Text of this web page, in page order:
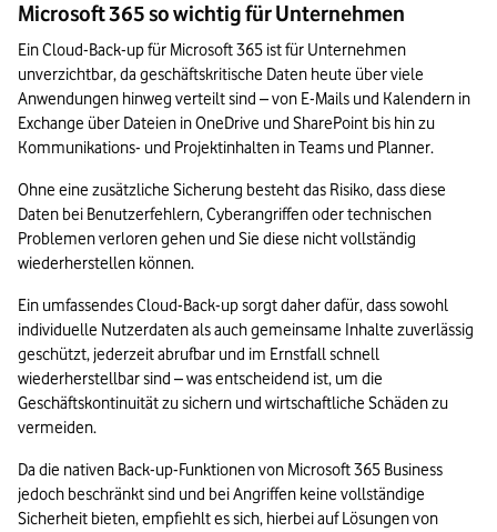
Microsoft 365 so wichtig für Unternehmen
Ein Cloud-Back-up für Microsoft 365 ist für Unternehmen
unverzichtbar, da geschäftskritische Daten heute über viele
Anwendungen hinweg verteilt sind – von E-Mails und Kalendern in
Exchange über Dateien in OneDrive und SharePoint bis hin zu
Kommunikations- und Projektinhalten in Teams und Planner.
Ohne eine zusätzliche Sicherung besteht das Risiko, dass diese
Daten bei Benutzerfehlern, Cyberangriffen oder technischen
Problemen verloren gehen und Sie diese nicht vollständig
wiederherstellen können.
Ein umfassendes Cloud-Back-up sorgt daher dafür, dass sowohl
individuelle Nutzerdaten als auch gemeinsame Inhalte zuverlässig
geschützt, jederzeit abrufbar und im Ernstfall schnell
wiederherstellbar sind – was entscheidend ist, um die
Geschäftskontinuität zu sichern und wirtschaftliche Schäden zu
vermeiden.
Da die nativen Back-up-Funktionen von Microsoft 365 Business
jedoch beschränkt sind und bei Angriffen keine vollständige
Sicherheit bieten, empfiehlt es sich, hierbei auf Lösungen von